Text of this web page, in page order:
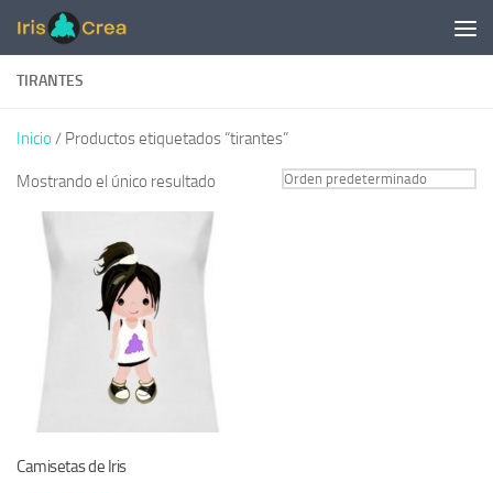
Saltar al contenido
TIRANTES
Inicio / Productos etiquetados “tirantes”
Mostrando el único resultado
Camisetas de Iris